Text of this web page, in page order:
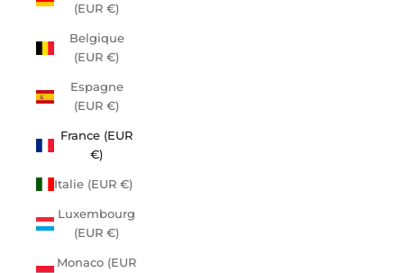
(EUR €)
Belgique
(EUR €)
Espagne
(EUR €)
France (EUR
€)
Italie (EUR €)
Luxembourg
(EUR €)
Monaco (EUR